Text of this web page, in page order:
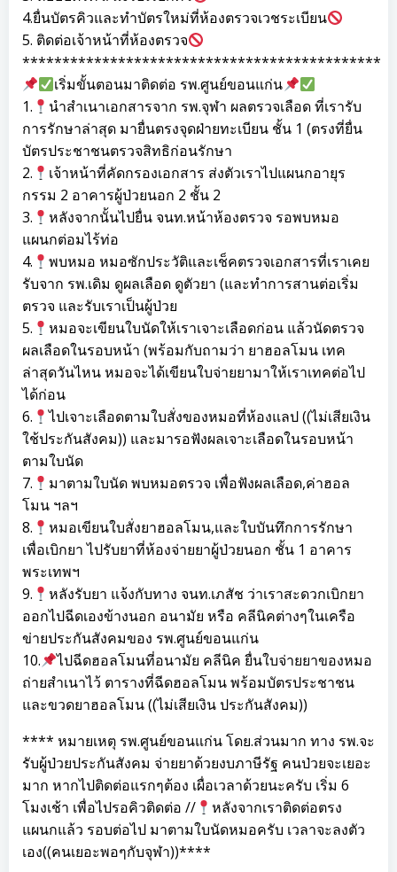
4.ยื่นบัตรคิวและทำบัตรใหม่ที่ห้องตรวจเวชระเบียน
5. ติดต่อเจ้าหน้าที่ห้องตรวจ
*********************************************
เริ่มขั้นตอนมาติดต่อ รพ.ศูนย์ขอนแก่น
1.
นำสำเนาเอกสารจาก รพ.จุฬา ผลตรวจเลือด ที่เรารับ
การรักษาล่าสุด มายื่นตรงจุดฝ่ายทะเบียน ชั้น 1 (ตรงที่ยื่น
บัตรประชาชนตรวจสิทธิก่อนรักษา
2.
เจ้าหน้าที่คัดกรองเอกสาร ส่งตัวเราไปแผนกอายุร
กรรม 2 อาคารผู้ป่วยนอก 2 ชั้น 2
3.
หลังจากนั้นไปยื่น จนท.หน้าห้องตรวจ รอพบหมอ
แผนกต่อมไร้ท่อ
4.
พบหมอ หมอซักประวัติและเช็คตรวจเอกสารที่เราเคย
รับจาก รพ.เดิม ดูผลเลือด ดูตัวยา (และทำการสานต่อเริ่ม
ตรวจ และรับเราเป็นผู้ป่วย
5.
หมอจะเขียนใบนัดให้เราเจาะเลือดก่อน แล้วนัดตรวจ
ผลเลือดในรอบหน้า (พร้อมกับถามว่า ยาฮอลโมน เทค
ล่าสุดวันไหน หมอจะได้เขียนใบจ่ายยามาให้เราเทคต่อไป
ได้ก่อน
6.
ไปเจาะเลือดตามใบสั่งของหมอที่ห้องแลป ((ไม่เสียเงิน
ใช้ประกันสังคม)) และมารอฟังผลเจาะเลือดในรอบหน้า
ตามใบนัด
7.
มาตามใบนัด พบหมอตรวจ เพื่อฟังผลเลือด,ค่าฮอล
โมน ฯลฯ
8.
หมอเขียนใบสั่งยาฮอลโมน,และใบบันทึกการรักษา
เพื่อเบิกยา ไปรับยาที่ห้องจ่ายยาผู้ป่วยนอก ชั้น 1 อาคาร
พระเทพฯ
9.
หลังรับยา แจ้งกับทาง จนท.เภสัช ว่าเราสะดวกเบิกยา
ออกไปฉีดเองข้างนอก อนามัย หรือ คลีนิคต่างๆในเครือ
ข่ายประกันสังคมของ รพ.ศูนย์ขอนแก่น
10.
ไปฉีดฮอลโมนที่อนามัย คลีนิค ยื่นใบจ่ายยาของหมอ
ถ่ายสำเนาไว้ ตารางที่ฉีดฮอลโมน พร้อมบัตรประชาชน
และขวดยาฮอลโมน ((ไม่เสียเงิน ประกันสังคม))
**** หมายเหตุ รพ.ศูนย์ขอนแก่น โดย.ส่วนมาก ทาง รพ.จะ
รับผู้ป่วยประกันสังคม จ่ายยาด้วยงบภาษีรัฐ คนป่วยจะเยอะ
มาก หากไปติดต่อแรกๆต้อง เผื่อเวลาด้วยนะครับ เริ่ม 6
โมงเช้า เพื่อไปรอคิวติดต่อ //
หลังจากเราติดต่อตรง
แผนกแล้ว รอบต่อไป มาตามใบนัดหมอครับ เวลาจะลงตัว
เอง((คนเยอะพอๆกับจุฬา))****